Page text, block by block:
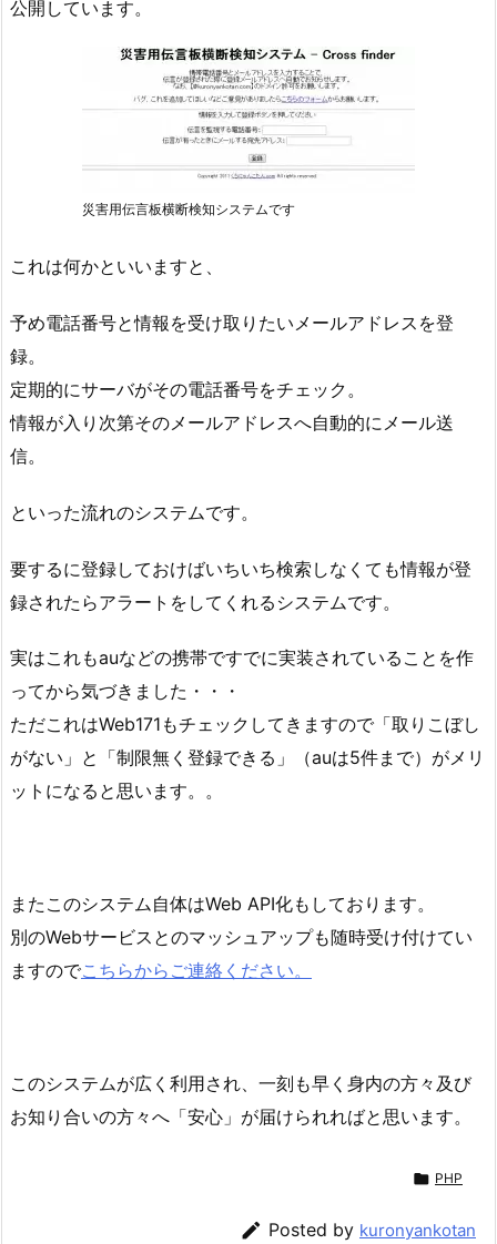
公開しています。
災害用伝言板横断検知システムです
これは何かといいますと、
予め電話番号と情報を受け取りたいメールアドレスを登
録。
定期的にサーバがその電話番号をチェック。
情報が入り次第そのメールアドレスへ自動的にメール送
信。
といった流れのシステムです。
要するに登録しておけばいちいち検索しなくても情報が登
録されたらアラートをしてくれるシステムです。
実はこれもauなどの携帯ですでに実装されていることを作
ってから気づきました・・・
ただこれはWeb171もチェックしてきますので「取りこぼし
がない」と「制限無く登録できる」（auは5件まで）がメリ
ットになると思います。。
またこのシステム自体はWeb API化もしております。
別のWebサービスとのマッシュアップも随時受け付けてい
ますのでこちらからご連絡ください。
このシステムが広く利用され、一刻も早く身内の方々及び
お知り合いの方々へ「安心」が届けられればと思います。
 PHP
 Posted by kuronyankotan